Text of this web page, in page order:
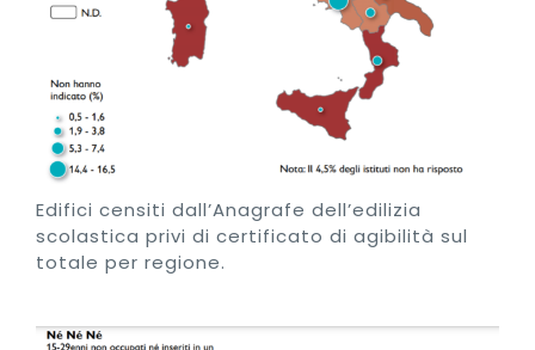
Edifici censiti dall’Anagrafe dell’edilizia
scolastica privi di certificato di agibilità sul
totale per regione.